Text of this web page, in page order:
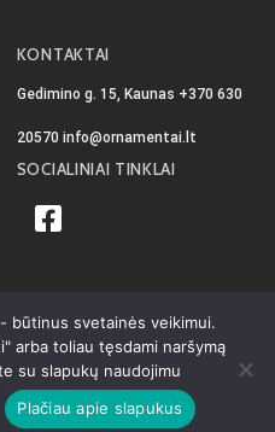
KONTAKTAI
Gedimino g. 15, Kaunas +370 630
20570 info@ornamentai.lt
SOCIALINIAI TINKLAI
Ornamentai.lt © 2026
politika
būtinus svetainės veikimui.
arba toliau tęsdami naršymą
su slapukų naudojimu
Plačiau apie slapukus